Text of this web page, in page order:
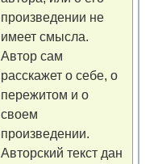
произведении не
имеет смысла.
Автор сам
расскажет о себе, о
пережитом и о
своем
произведении.
Авторский текст дан